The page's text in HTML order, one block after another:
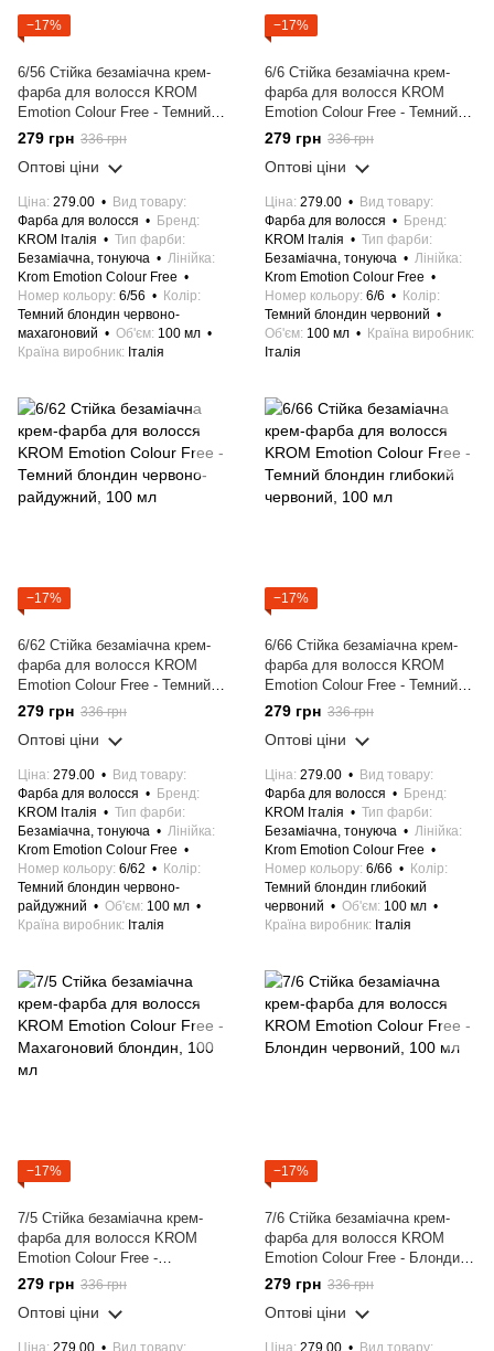
−17%
6/56 Стійка безаміачна крем-
фарба для волосся KROM
Emotion Colour Free - Темний
блондин червоно-махагоновий,
100 мл
279 грн 336 грн
Оптові ціни
Ціна 279.00
Вид товару
Фарба для волосся
Бренд
KROM Італія
Тип фарби
Безаміачна, тонуюча
Лінійка
Krom Emotion Colour Free
Номер кольору 6/56
Колір
Темний блондин червоно-
махагоновий
Об'єм 100 мл
Країна виробник
Італія
−17%
6/6 Стійка безаміачна крем-
фарба для волосся KROM
Emotion Colour Free - Темний
блондин червоний, 100 мл
279 грн 336 грн
Оптові ціни
Ціна 279.00
Вид товару
Фарба для волосся
Бренд
KROM Італія
Тип фарби
Безаміачна, тонуюча
Лінійка
Krom Emotion Colour Free
Номер кольору 6/6
Колір
Темний блондин червоний
Об'єм 100 мл
Країна виробник
Італія
−17%
6/62 Стійка безаміачна крем-
фарба для волосся KROM
Emotion Colour Free - Темний
блондин червоно-райдужний,
100 мл
279 грн 336 грн
Оптові ціни
Ціна 279.00
Вид товару
Фарба для волосся
Бренд
KROM Італія
Тип фарби
Безаміачна, тонуюча
Лінійка
Krom Emotion Colour Free
Номер кольору 6/62
Колір
Темний блондин червоно-
райдужний
Об'єм 100 мл
Країна виробник
Італія
−17%
6/66 Стійка безаміачна крем-
фарба для волосся KROM
Emotion Colour Free - Темний
блондин глибокий червоний,
100 мл
279 грн 336 грн
Оптові ціни
Ціна 279.00
Вид товару
Фарба для волосся
Бренд
KROM Італія
Тип фарби
Безаміачна, тонуюча
Лінійка
Krom Emotion Colour Free
Номер кольору 6/66
Колір
Темний блондин глибокий
червоний
Об'єм 100 мл
Країна виробник
Італія
−17%
7/5 Стійка безаміачна крем-
фарба для волосся KROM
Emotion Colour Free -
Махагоновий блондин, 100 мл
279 грн 336 грн
Оптові ціни
Ціна 279.00
Вид товару
−17%
7/6 Стійка безаміачна крем-
фарба для волосся KROM
Emotion Colour Free - Блондин
червоний, 100 мл
279 грн 336 грн
Оптові ціни
Ціна 279.00
Вид товару